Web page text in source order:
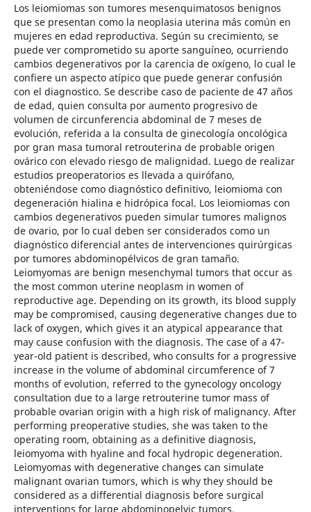
Los leiomiomas son tumores mesenquimatosos benignos
que se presentan como la neoplasia uterina más común en
mujeres en edad reproductiva. Según su crecimiento, se
puede ver comprometido su aporte sanguíneo, ocurriendo
cambios degenerativos por la carencia de oxígeno, lo cual le
confiere un aspecto atípico que puede generar confusión
con el diagnostico. Se describe caso de paciente de 47 años
de edad, quien consulta por aumento progresivo de
volumen de circunferencia abdominal de 7 meses de
evolución, referida a la consulta de ginecología oncológica
por gran masa tumoral retrouterina de probable origen
ovárico con elevado riesgo de malignidad. Luego de realizar
estudios preoperatorios es llevada a quirófano,
obteniéndose como diagnóstico definitivo, leiomioma con
degeneración hialina e hidrópica focal. Los leiomiomas con
cambios degenerativos pueden simular tumores malignos
de ovario, por lo cual deben ser considerados como un
diagnóstico diferencial antes de intervenciones quirúrgicas
por tumores abdominopélvicos de gran tamaño.
Leiomyomas are benign mesenchymal tumors that occur as
the most common uterine neoplasm in women of
reproductive age. Depending on its growth, its blood supply
may be compromised, causing degenerative changes due to
lack of oxygen, which gives it an atypical appearance that
may cause confusion with the diagnosis. The case of a 47-
year-old patient is described, who consults for a progressive
increase in the volume of abdominal circumference of 7
months of evolution, referred to the gynecology oncology
consultation due to a large retrouterine tumor mass of
probable ovarian origin with a high risk of malignancy. After
performing preoperative studies, she was taken to the
operating room, obtaining as a definitive diagnosis,
leiomyoma with hyaline and focal hydropic degeneration.
Leiomyomas with degenerative changes can simulate
malignant ovarian tumors, which is why they should be
considered as a differential diagnosis before surgical
interventions for large abdominopelvic tumors.